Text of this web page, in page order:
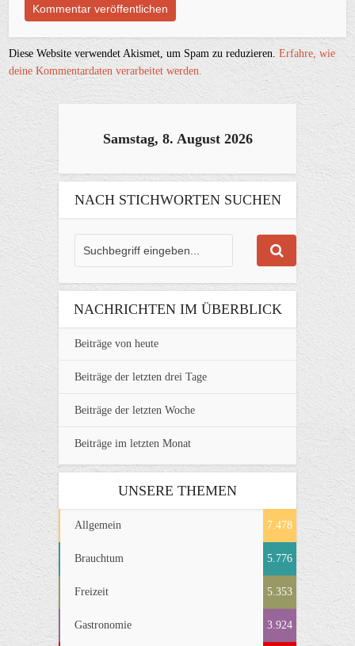
Diese Website verwendet Akismet, um Spam zu reduzieren.Erfahre, wie
deine Kommentardaten verarbeitet werden.
Samstag, 8. August 2026
NACH STICHWORTEN SUCHEN
NACHRICHTEN IM ÜBERBLICK
Beiträge von heute
Beiträge der letzten drei Tage
Beiträge der letzten Woche
Beiträge im letzten Monat
UNSERE THEMEN
Allgemein 7.478
Brauchtum 5.776
Freizeit 5.353
Gastronomie 3.924